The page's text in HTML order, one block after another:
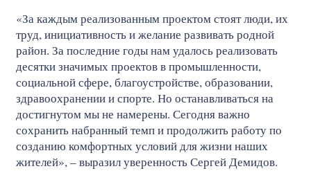
«За каждым реализованным проектом стоят люди, их
труд, инициативность и желание развивать родной
район. За последние годы нам удалось реализовать
десятки значимых проектов в промышленности,
социальной сфере, благоустройстве, образовании,
здравоохранении и спорте. Но останавливаться на
достигнутом мы не намерены. Сегодня важно
сохранить набранный темп и продолжить работу по
созданию комфортных условий для жизни наших
жителей», – выразил уверенность Сергей Демидов.